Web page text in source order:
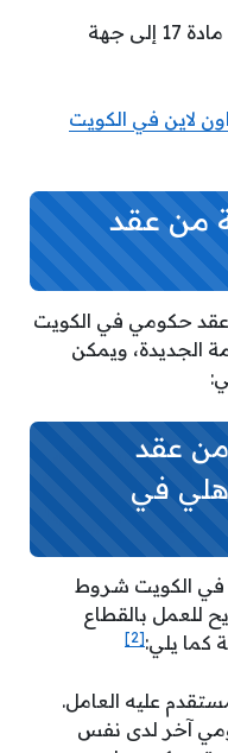
نقل الإقامة من جهة حكومية مادة 17 إلى جهة
لاين في الكويت
من عقد
حكومي في الكويت
الجديدة، ويمكن
من عقد
في
في الكويت شروط
للعمل بالقطاع
كما يلي:[2]
عليه العامل.
آخر لدى نفس